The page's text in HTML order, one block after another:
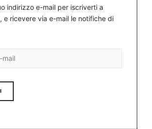
indirizzo e-mail per iscriverti a
e ricevere via e-mail le notifiche di